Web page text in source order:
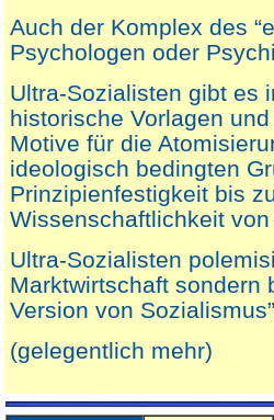
Auch der Komplex des
Psychologen oder
Ultra-Sozialisten gibt es
historische Vorlagen
Motive für die
ideologisch bedingten
Prinzipienfestigkeit bis
Wissenschaftlichkeit
Ultra-Sozialisten
Marktwirtschaft sondern
Version von
(gelegentlich mehr)